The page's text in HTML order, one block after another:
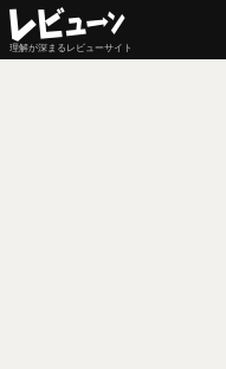
理解が深まるレビューサイト